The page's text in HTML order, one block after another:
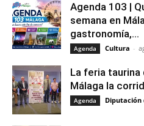
Agenda 103 |
semana en
gastronomía,...
Agenda Cultura -
La feria taurina
Málaga la
Agenda Diputación